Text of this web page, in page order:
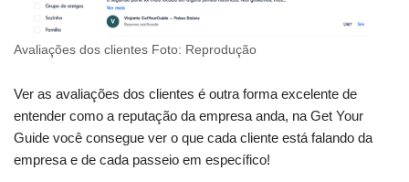
Avaliações dos clientes Foto: Reprodução
Ver as avaliações dos clientes é outra forma excelente de
entender como a reputação da empresa anda, na Get Your
Guide você consegue ver o que cada cliente está falando da
empresa e de cada passeio em específico!